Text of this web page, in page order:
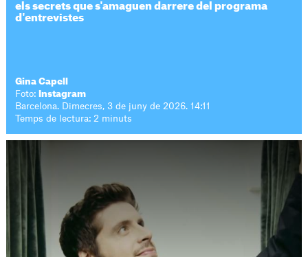
els secrets que s'amaguen darrere del programa
d'entrevistes
Gina Capell
Foto:
Instagram
Barcelona. Dimecres, 3 de juny de 2026. 14:11
Temps de lectura: 2 minuts